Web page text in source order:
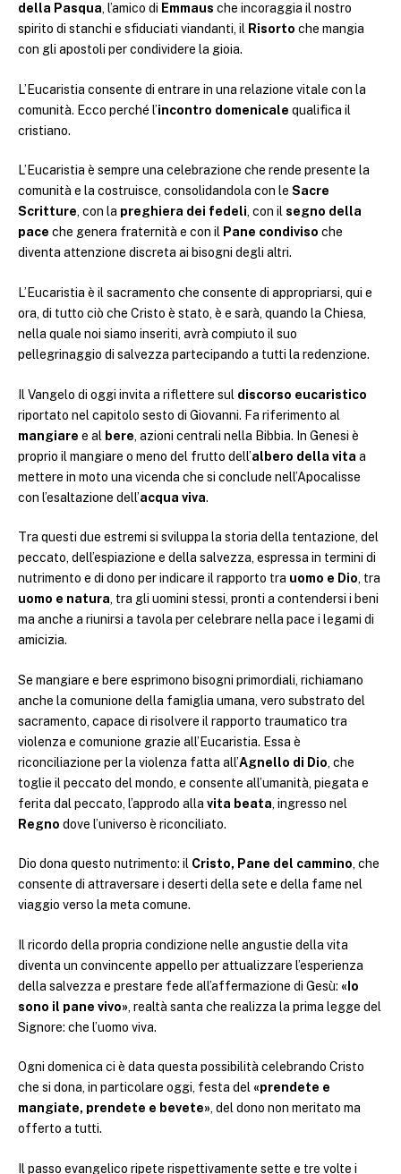
della Pasqua, l’amico di Emmaus che incoraggia il nostro
spirito di stanchi e sfiduciati viandanti, il Risorto che mangia
con gli apostoli per condividere la gioia.
L’Eucaristia consente di entrare in una relazione vitale con la
comunità. Ecco perché l’incontro domenicale qualifica il
cristiano.
L’Eucaristia è sempre una celebrazione che rende presente la
comunità e la costruisce, consolidandola con le Sacre
Scritture, con la preghiera dei fedeli, con ilsegno della
pace che genera fraternità e con il Pane condiviso che
diventa attenzione discreta ai bisogni degli altri.
L’Eucaristia è il sacramento che consente di appropriarsi, qui e
ora, di tutto ciò che Cristo è stato, è e sarà, quando la Chiesa,
nella quale noi siamo inseriti, avrà compiuto il suo
pellegrinaggio di salvezza partecipando a tutti la redenzione.
Il Vangelo di oggi invita a riflettere sul discorso eucaristico
riportato nel capitolo sesto di Giovanni. Fa riferimento al
mangiare e al bere, azioni centrali nella Bibbia. In Genesi è
proprio il mangiare o meno del frutto dell’albero della vita a
mettere in moto una vicenda che si conclude nell’Apocalisse
con l’esaltazione dell’acqua viva.
Tra questi due estremi si sviluppa la storia della tentazione, del
peccato, dell’espiazione e della salvezza, espressa in termini di
nutrimento e di dono per indicare il rapporto tra uomo e Dio, tra
uomo e natura, tra gli uomini stessi, pronti a contendersi i beni
ma anche a riunirsi a tavola per celebrare nella pace i legami di
amicizia.
Se mangiare e bere esprimono bisogni primordiali, richiamano
anche la comunione della famiglia umana, vero substrato del
sacramento, capace di risolvere il rapporto traumatico tra
violenza e comunione grazie all’Eucaristia. Essa è
riconciliazione per la violenza fatta all’Agnello di Dio, che
toglie il peccato del mondo, e consente all’umanità, piegata e
ferita dal peccato, l’approdo alla vita beata, ingresso nel
Regno dove l’universo è riconciliato.
Dio dona questo nutrimento: il Cristo, Pane del cammino, che
consente di attraversare i deserti della sete e della fame nel
viaggio verso la meta comune.
Il ricordo della propria condizione nelle angustie della vita
diventa un convincente appello per attualizzare l’esperienza
della salvezza e prestare fede all’affermazione di Gesù: «Io
sono il pane vivo», realtà santa che realizza la prima legge del
Signore: che l’uomo viva.
Ogni domenica ci è data questa possibilità celebrando Cristo
che si dona, in particolare oggi, festa del«prendete e
mangiate, prendete e bevete», del dono non meritato ma
offerto a tutti.
Il passo evangelico ripete rispettivamente sette e tre volte i